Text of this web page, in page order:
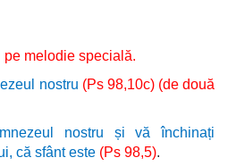
pe melodie specială.
nostru (Ps 98,10c)(de două
nostru și vă închinați
că sfânt este (Ps 98,5).